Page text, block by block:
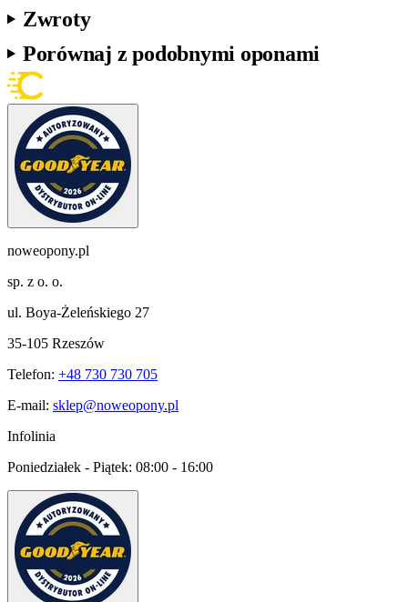
Zwroty
Porównaj z podobnymi oponami
noweopony.pl
sp. z o. o.
ul. Boya-Żeleńskiego 27
35-105 Rzeszów
Telefon: +48 730 730 705
E-mail: sklep@noweopony.pl
Infolinia
Poniedziałek - Piątek: 08:00 - 16:00